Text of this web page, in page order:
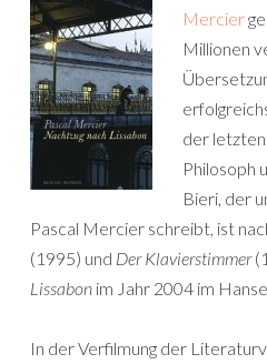
Mercier
Millionen
der
Philosoph
Bieri, der
Pascal Mercier schreibt, ist
(1995) und Der Klavierstimmer
Lissabon im Jahr 2004 im
In der Verfilmung der